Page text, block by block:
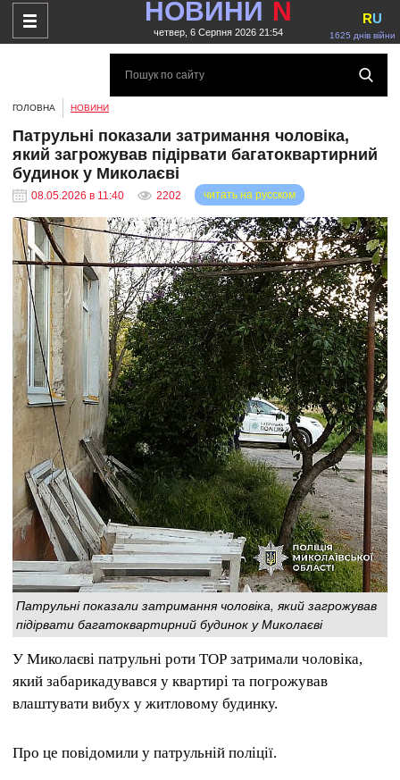
НОВИНИ N
четвер, 6 Серпня 2026 21:54 1625 днів війни
RU
ГОЛОВНА НОВИНИ
Патрульні показали затримання чоловіка,
який загрожував підірвати багатоквартирний
будинок у Миколаєві
08.05.2026 в 11:40 2202 читать на русском
Патрульні показали затримання чоловіка, який загрожував
підірвати багатоквартирний будинок у Миколаєві
У Миколаєві патрульні роти ТОР затримали чоловіка,
який забарикадувався у квартирі та погрожував
влаштувати вибух у житловому будинку.
Про це повідомили у патрульній поліції.